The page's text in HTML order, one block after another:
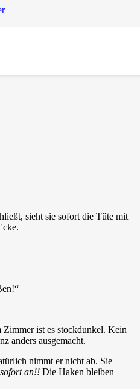
sieht sie sofort die Tüte mit
ist es stockdunkel. Kein
anders ausgemacht.
nimmt er nicht ab. Sie
an!! Die Haken bleiben